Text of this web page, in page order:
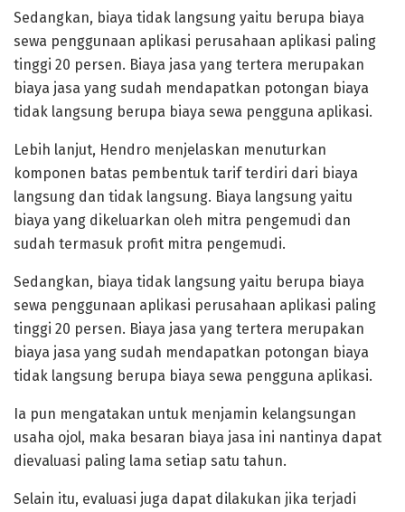
Sedangkan, biaya tidak langsung yaitu berupa biaya
sewa penggunaan aplikasi perusahaan aplikasi paling
tinggi 20 persen. Biaya jasa yang tertera merupakan
biaya jasa yang sudah mendapatkan potongan biaya
tidak langsung berupa biaya sewa pengguna aplikasi.
Lebih lanjut, Hendro menjelaskan menuturkan
komponen batas pembentuk tarif terdiri dari biaya
langsung dan tidak langsung. Biaya langsung yaitu
biaya yang dikeluarkan oleh mitra pengemudi dan
sudah termasuk profit mitra pengemudi.
Sedangkan, biaya tidak langsung yaitu berupa biaya
sewa penggunaan aplikasi perusahaan aplikasi paling
tinggi 20 persen. Biaya jasa yang tertera merupakan
biaya jasa yang sudah mendapatkan potongan biaya
tidak langsung berupa biaya sewa pengguna aplikasi.
Ia pun mengatakan untuk menjamin kelangsungan
usaha ojol, maka besaran biaya jasa ini nantinya dapat
dievaluasi paling lama setiap satu tahun.
Selain itu, evaluasi juga dapat dilakukan jika terjadi